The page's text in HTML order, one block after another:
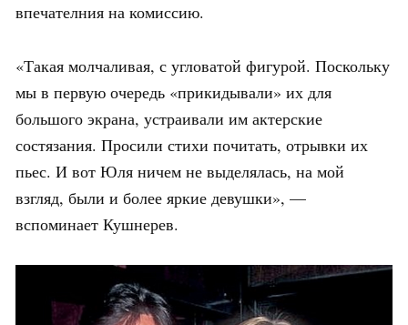
впечателния на комиссию.
«Такая молчаливая, с угловатой фигурой. Поскольку
мы в первую очередь «прикидывали» их для
большого экрана, устраивали им актерские
состязания. Просили стихи почитать, отрывки их
пьес. И вот Юля ничем не выделялась, на мой
взгляд, были и более яркие девушки», —
вспоминает Кушнерев.